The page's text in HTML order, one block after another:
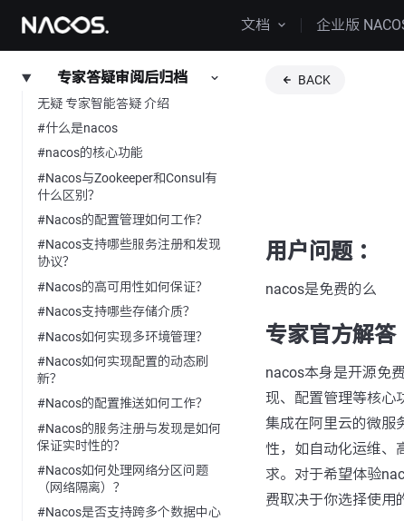
文档 企业版
专家答疑审阅后归档
无疑 专家智能答疑 介绍
#什么是nacos
#nacos的核心功能
#Nacos与Zookeeper和Consul有
什么区别？
#Nacos的配置管理如何工作？
#Nacos支持哪些服务注册和发现
协议？
#Nacos的高可用性如何保证？
#Nacos支持哪些存储介质？
#Nacos如何实现多环境管理？
#Nacos如何实现配置的动态刷
新？
#Nacos的配置推送如何工作？
#Nacos的服务注册与发现是如何
保证实时性的？
#Nacos如何处理网络分区问题
（网络隔离）？
#Nacos是否支持跨多个数据中心
BACK
用户问题 ：
nacos是免费的么
专家官方解答
nacos本身是开源免
现、配置管理等核心
集成在阿里云的微服
性，如自动化运维、
求。对于希望体验
费取决于你选择使用